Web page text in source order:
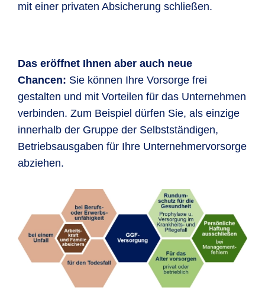
mit einer privaten Absicherung schließen.
Das eröffnet Ihnen aber auch neue
Chancen: Sie können Ihre Vorsorge frei
gestalten und mit Vorteilen für das Unternehmen
verbinden. Zum Beispiel dürfen Sie, als einzige
innerhalb der Gruppe der Selbstständigen,
Betriebsausgaben für Ihre Unternehmervorsorge
abziehen.